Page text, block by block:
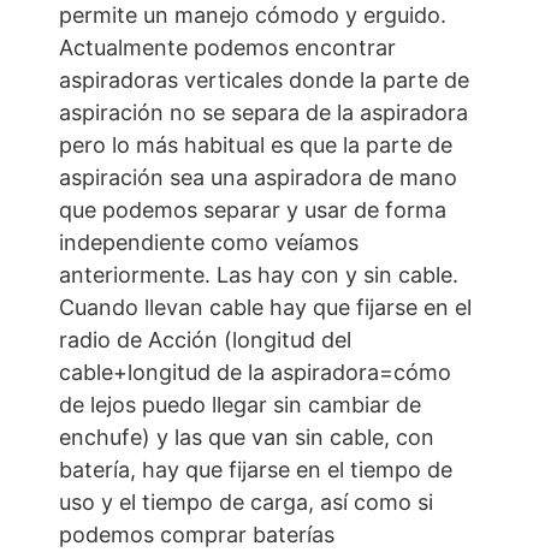
permite un manejo cómodo y erguido.
Actualmente podemos encontrar
aspiradoras verticales donde la parte de
aspiración no se separa de la aspiradora
pero lo más habitual es que la parte de
aspiración sea una aspiradora de mano
que podemos separar y usar de forma
independiente como veíamos
anteriormente. Las hay con y sin cable.
Cuando llevan cable hay que fijarse en el
radio de Acción (longitud del
cable+longitud de la aspiradora=cómo
de lejos puedo llegar sin cambiar de
enchufe) y las que van sin cable, con
batería, hay que fijarse en el tiempo de
uso y el tiempo de carga, así como si
podemos comprar baterías